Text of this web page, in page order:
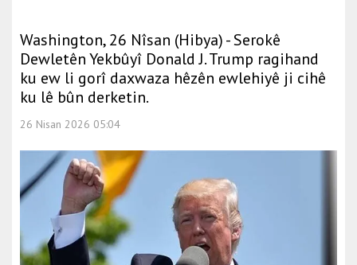
Washington, 26 Nîsan (Hibya) - Serokê
Dewletên Yekbûyî Donald J. Trump ragihand
ku ew li gorî daxwaza hêzên ewlehiyê ji cihê
ku lê bûn derketin.
26 Nisan 2026 05:04